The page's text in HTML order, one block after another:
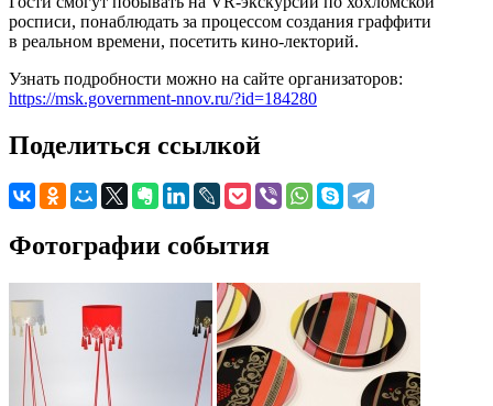
росписи, понаблюдать за процессом создания граффити
в реальном времени, посетить кино-лекторий.
Узнать подробности можно на сайте организаторов:
https://msk.government-nnov.ru/?id=184280
Поделиться ссылкой
Фотографии события